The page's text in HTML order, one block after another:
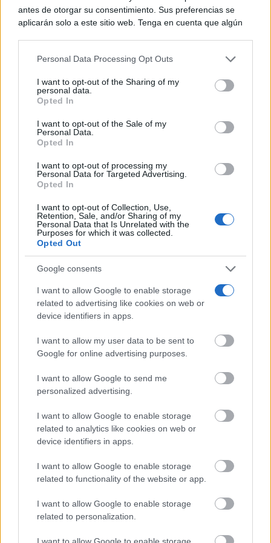
antes de otorgar su consentimiento. Sus preferencias se
aplicarán solo a este sitio web. Tenga en cuenta que algún
rechazar tal procesamiento. Puede cambiar sus preferencias
a este sitio y haciendo clic en el botón "Privacidad" en la
parte inferior de la página web.
Please note that this website/app uses one or more Google
services and may gather and store information including but
not limited to your visit or usage behaviour. You may click to
use your data for below specified purposes in below Google
consent section.
Personal Data Processing Opt Outs
I want to opt-out of the Sharing of my
personal data.
Opted In
I want to opt-out of the Sale of my
Personal Data.
Opted In
I want to opt-out of processing my
Personal Data for Targeted Advertising.
Opted In
I want to opt-out of Collection, Use,
Retention, Sale, and/or Sharing of my
Personal Data that Is Unrelated with the
Purposes for which it was collected.
Opted Out
Google consents
I want to allow Google to enable storage
related to advertising like cookies on web or
device identifiers in apps.
I want to allow my user data to be sent to
Google for online advertising purposes.
I want to allow Google to send me
personalized advertising.
I want to allow Google to enable storage
related to analytics like cookies on web or
device identifiers in apps.
I want to allow Google to enable storage
related to functionality of the website or app.
I want to allow Google to enable storage
related to personalization.
I want to allow Google to enable storage
Canciones que marcan
¿Por qué recuerdas canciones viejas mejor que las
Esto explica por qué los días ya no duran igual
Señales de agotamiento
¿Te sientes cansado sin razón? Estas señales lo